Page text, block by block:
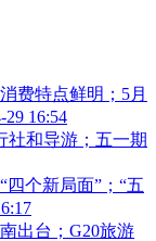
费特点鲜明；5月
29 16:54
社和导游；五一期
四个新局面”；“五
出台；G20旅游